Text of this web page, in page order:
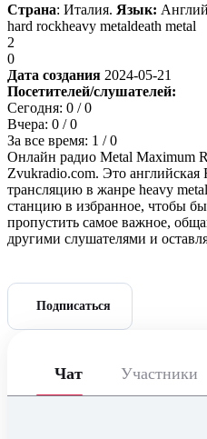
Страна: Италия. Язык:
hard rockheavy metaldeath metal
2
0
Дата создания 2024-05-21
Посетителей/слушателей:
Сегодня: 0 / 0
Вчера: 0 / 0
За все время: 1 / 0
Онлайн радио Metal Maximum
Zvukradio.com. Это английская
трансляцию в жанре heavy
станцию в избранное, чтобы
пропустить самое важное,
другими слушателями и
Подписаться
Чат Участники